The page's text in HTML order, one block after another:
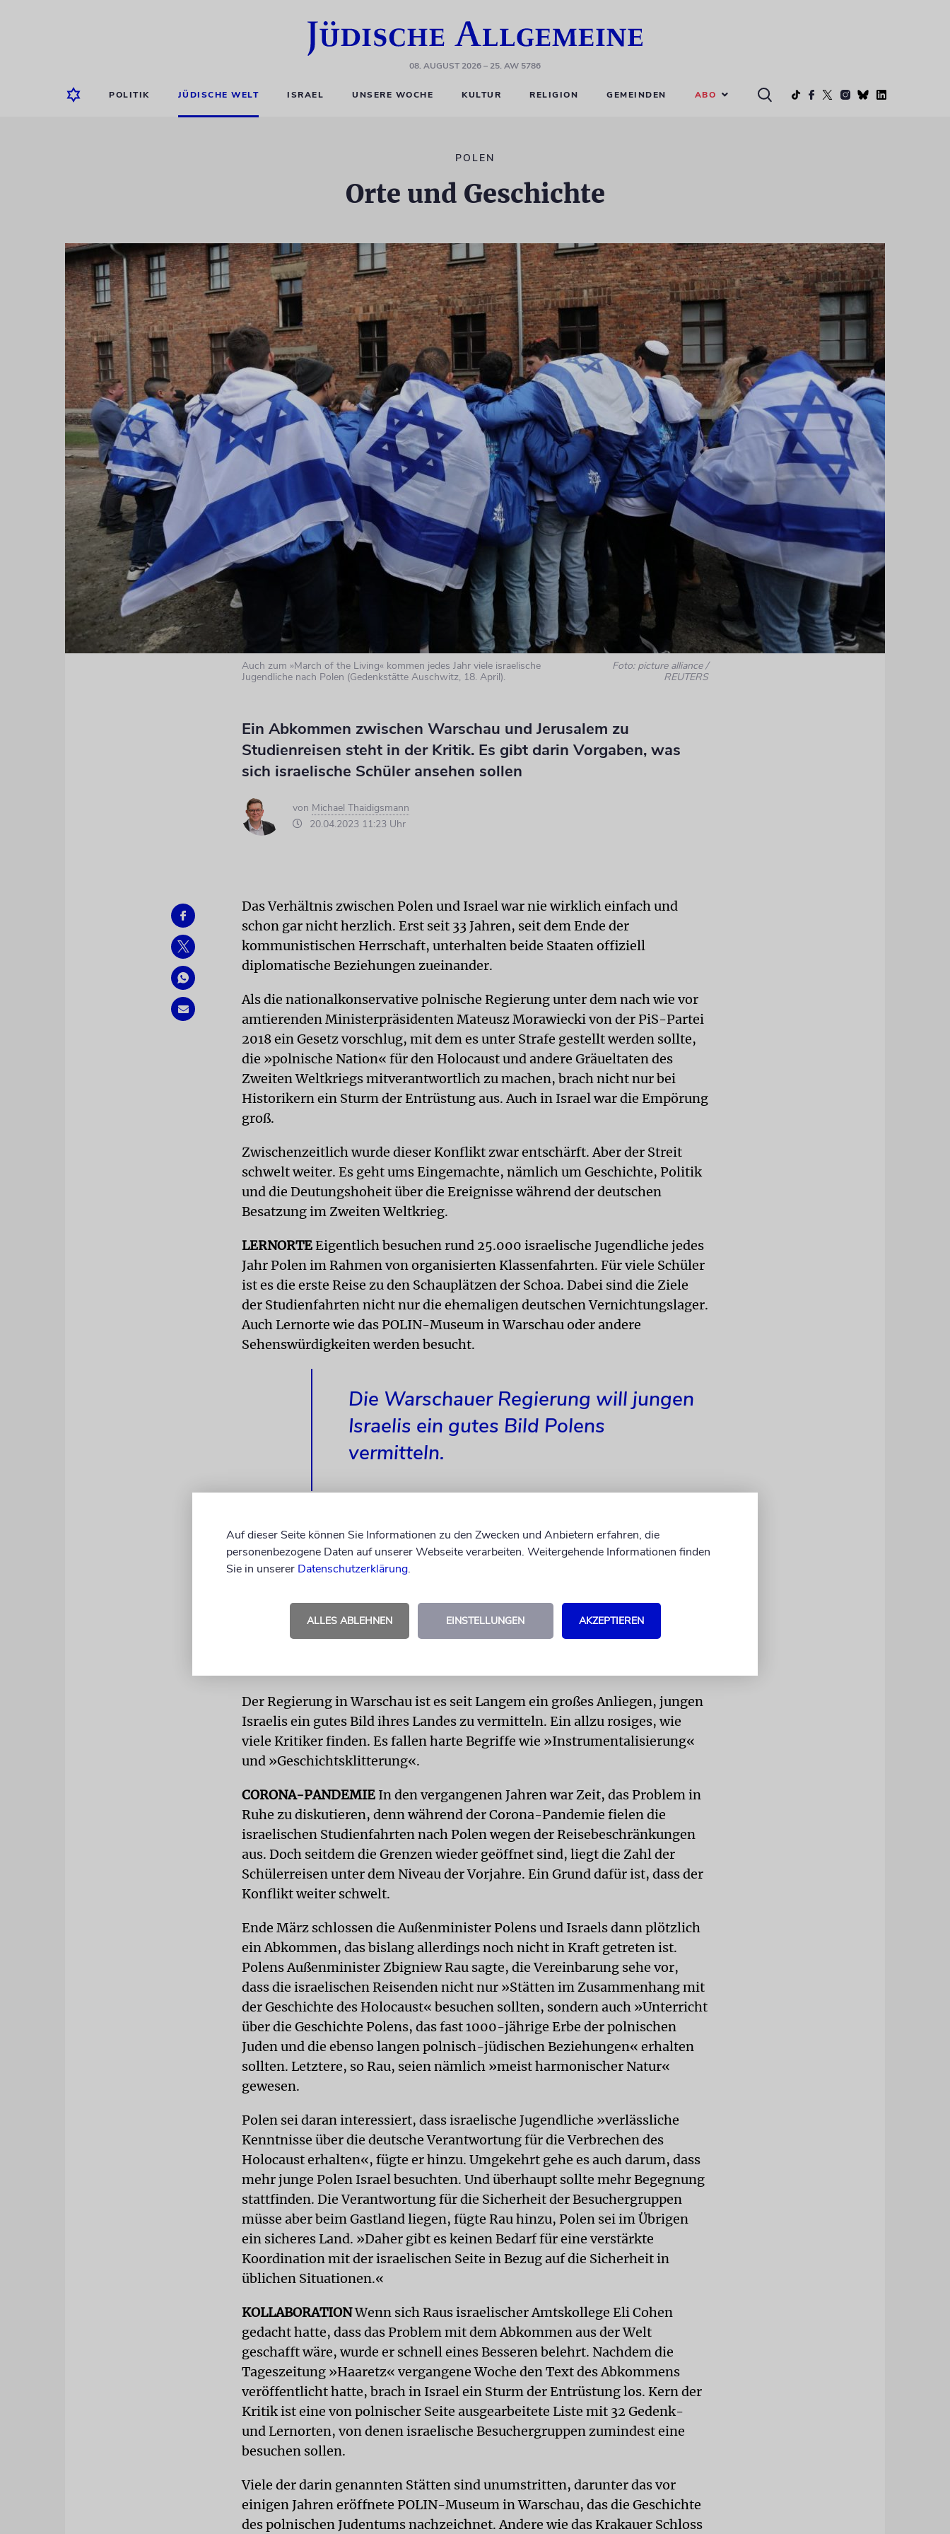
08. AUGUST 2026– 25. AW 5786
POLITIK JÜDISCHE WELT ISRAEL UNSERE WOCHE KULTUR RELIGION GEMEINDEN ABO
POLEN
Orte und Geschichte
Auch zum »March of the Living« kommen jedes Jahr viele israelische
Jugendliche nach Polen (Gedenkstätte Auschwitz, 18. April).
Foto: picture alliance /
REUTERS
Ein Abkommen zwischen Warschau und Jerusalem zu
Studienreisen steht in der Kritik. Es gibt darin Vorgaben, was
sich israelische Schüler ansehen sollen
von Michael Thaidigsmann
20.04.2023 11:23 Uhr
Das Verhältnis zwischen Polen und Israel war nie wirklich einfach und
schon gar nicht herzlich. Erst seit 33 Jahren, seit dem Ende der
kommunistischen Herrschaft, unterhalten beide Staaten offiziell
diplomatische Beziehungen zueinander.
Als die nationalkonservative polnische Regierung unter dem nach wie vor
amtierenden Ministerpräsidenten Mateusz Morawiecki von der PiS-Partei
2018 ein Gesetz vorschlug, mit dem es unter Strafe gestellt werden sollte,
die »polnische Nation« für den Holocaust und andere Gräueltaten des
Zweiten Weltkriegs mitverantwortlich zu machen, brach nicht nur bei
Historikern ein Sturm der Entrüstung aus. Auch in Israel war die Empörung
groß.
Zwischenzeitlich wurde dieser Konflikt zwar entschärft. Aber der Streit
schwelt weiter. Es geht ums Eingemachte, nämlich um Geschichte, Politik
und die Deutungshoheit über die Ereignisse während der deutschen
Besatzung im Zweiten Weltkrieg.
LERNORTEEigentlich besuchen rund 25.000 israelische Jugendliche jedes
Jahr Polen im Rahmen von organisierten Klassenfahrten. Für viele Schüler
ist es die erste Reise zu den Schauplätzen der Schoa. Dabei sind die Ziele
der Studienfahrten nicht nur die ehemaligen deutschen Vernichtungslager.
Auch Lernorte wie das POLIN-Museum in Warschau oder andere
Sehenswürdigkeiten werden besucht.
Die Warschauer Regierung will jungen
Israelis ein gutes Bild Polens
vermitteln.
Auf ihrer Reise werden die Besuchergruppen häufig von bewaffneten
israelischen Sicherheitsleuten begleitet. Doch nicht nur das sorgt auf der
Außenminister der PiS-Regierung, hatte im vergangenen Jahr behauptet,
die Besuche würden nur »falsche Stereotype verstärken«. Das führe dann
Der Regierung in Warschau ist es seit Langem ein großes Anliegen, jungen
Israelis ein gutes Bild ihres Landes zu vermitteln. Ein allzu rosiges, wie
viele Kritiker finden. Es fallen harte Begriffe wie »Instrumentalisierung«
und »Geschichtsklitterung«.
CORONA-PANDEMIE In den vergangenen Jahren war Zeit, das Problem in
Ruhe zu diskutieren, denn während der Corona-Pandemie fielen die
israelischen Studienfahrten nach Polen wegen der Reisebeschränkungen
aus. Doch seitdem die Grenzen wieder geöffnet sind, liegt die Zahl der
Schülerreisen unter dem Niveau der Vorjahre. Ein Grund dafür ist, dass der
Konflikt weiter schwelt.
Ende März schlossen die Außenminister Polens und Israels dann plötzlich
ein Abkommen, das bislang allerdings noch nicht in Kraft getreten ist.
Polens Außenminister Zbigniew Rau sagte, die Vereinbarung sehe vor,
dass die israelischen Reisenden nicht nur »Stätten im Zusammenhang mit
der Geschichte des Holocaust« besuchen sollten, sondern auch »Unterricht
über die Geschichte Polens, das fast 1000-jährige Erbe der polnischen
Juden und die ebenso langen polnisch-jüdischen Beziehungen« erhalten
sollten. Letztere, so Rau, seien nämlich »meist harmonischer Natur«
gewesen.
Polen sei daran interessiert, dass israelische Jugendliche »verlässliche
Kenntnisse über die deutsche Verantwortung für die Verbrechen des
Holocaust erhalten«, fügte er hinzu. Umgekehrt gehe es auch darum, dass
mehr junge Polen Israel besuchten. Und überhaupt sollte mehr Begegnung
stattfinden. Die Verantwortung für die Sicherheit der Besuchergruppen
müsse aber beim Gastland liegen, fügte Rau hinzu, Polen sei im Übrigen
ein sicheres Land. »Daher gibt es keinen Bedarf für eine verstärkte
Koordination mit der israelischen Seite in Bezug auf die Sicherheit in
üblichen Situationen.«
KOLLABORATIONWenn sich Raus israelischer Amtskollege Eli Cohen
gedacht hatte, dass das Problem mit dem Abkommen aus der Welt
geschafft wäre, wurde er schnell eines Besseren belehrt. Nachdem die
Tageszeitung »Haaretz« vergangene Woche den Text des Abkommens
veröffentlicht hatte, brach in Israel ein Sturm der Entrüstung los. Kern der
Kritik ist eine von polnischer Seite ausgearbeitete Liste mit 32 Gedenk-
und Lernorten, von denen israelische Besuchergruppen zumindest eine
besuchen sollen.
Viele der darin genannten Stätten sind unumstritten, darunter das vor
einigen Jahren eröffnete POLIN-Museum in Warschau, das die Geschichte
des polnischen Judentums nachzeichnet. Andere wie das Krakauer Schloss
Auf dieser Seite können Sie Informationen zu den Zwecken und Anbietern erfahren, die
personenbezogene Daten auf unserer Webseite verarbeiten. Weitergehende Informationen finden
Sie in unserer Datenschutzerklärung.
ALLES ABLEHNEN EINSTELLUNGEN AKZEPTIEREN